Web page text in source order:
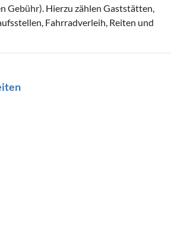
Gebühr). Hierzu zählen Gaststätten,
Fahrradverleih, Reiten und